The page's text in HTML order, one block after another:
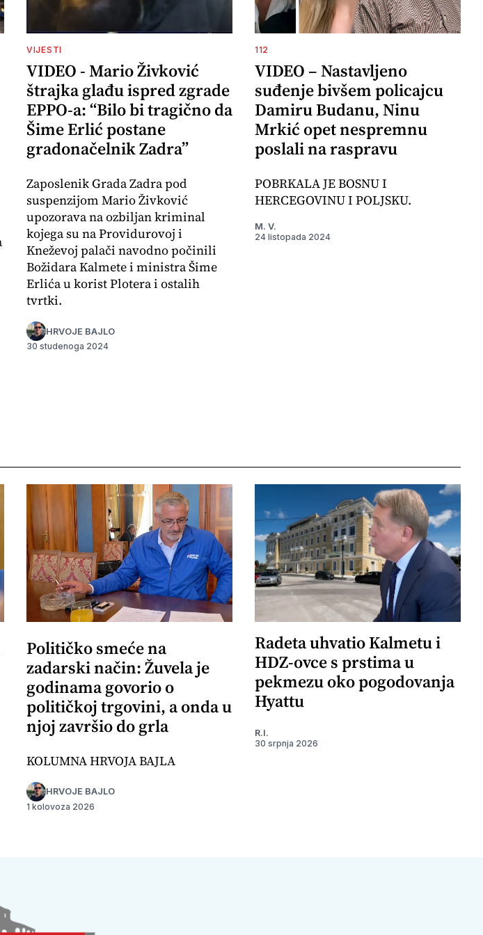
VIJESTI
VIDEO - Mario Živković
štrajka glađu ispred zgrade
EPPO-a: “Bilo bi tragično da
Šime Erlić postane
gradonačelnik Zadra”
Zaposlenik Grada Zadra pod
suspenzijom Mario Živković
upozorava na ozbiljan kriminal
kojega su na Providurovoj i
Kneževoj palači navodno počinili
Božidara Kalmete i ministra Šime
Erlića u korist Plotera i ostalih
tvrtki.
HRVOJE BAJLO
30 studenoga 2024
112
VIDEO – Nastavljeno
suđenje bivšem policajcu
Damiru Budanu, Ninu
Mrkić opet nespremnu
poslali na raspravu
POBRKALA JE BOSNU I
HERCEGOVINU I POLJSKU.
M. V.
24 listopada 2024
Političko smeće na
zadarski način: Žuvela je
godinama govorio o
političkoj trgovini, a onda u
njoj završio do grla
KOLUMNA HRVOJA BAJLA
HRVOJE BAJLO
1 kolovoza 2026
Radeta uhvatio Kalmetu i
HDZ-ovce s prstima u
pekmezu oko pogodovanja
Hyattu
R.I.
30 srpnja 2026